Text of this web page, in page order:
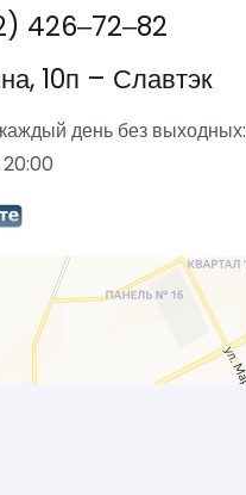
426‒72‒82
10п – Славтэк
день без выходных: